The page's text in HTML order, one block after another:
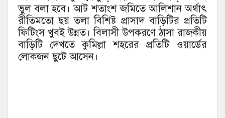
ভুল বলা হবে। আট শতাংশ জমিতে আলিশান অর্থাৎ
রীতিমতো ছয় তলা বিশিষ্ট প্রাসাদ বাড়িটির প্রতিটি
ফিটিংস খুবই উন্নত। বিলাসী উপকরণে ঠাসা রাজকীয়
বাড়িটি দেখতে কুমিল্লা শহরের প্রতিটি ওয়ার্ডের
লোকজন ছুটে আসেন।